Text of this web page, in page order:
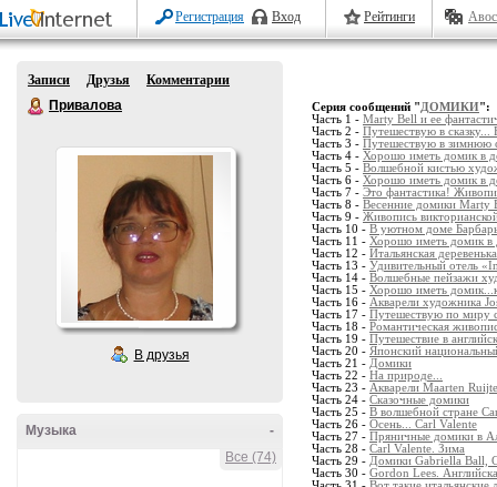
Регистрация Вход Рейтинги
Записи Друзья
Комментарии
Привалова
В друзья
-
Музыка
Все (74)
Серия сообщений "ДОМИКИ":
Часть 1 - Marty Bell и ее
Часть 2 - Путешествую в сказку...
Часть 3 - Путешествую в зимнюю
Часть 4 - Хорошо иметь домик в
Часть 5 - Волшебной кистью
Часть 6 - Хорошо иметь домик в
Часть 7 - Это фантастика!
Часть 8 - Весенние домики
Часть 9 - Живопись
Часть 10 - В уютном доме
Часть 11 - Хорошо иметь домик в
Часть 12 - Итальянская
Часть 13 - Удивительный отель
Часть 14 - Волшебные пейзажи
Часть 15 - Хорошо иметь
Часть 16 - Акварели художника
Часть 17 - Путешествую по миру
Часть 18 - Романтическая
Часть 19 - Путешествие в
Часть 20 - Японский
Часть 21 - Домики
Часть 22 - На природе...
Часть 23 - Акварели Maarten
Часть 24 - Сказочные домики
Часть 25 - В волшебной стране
Часть 26 - Осень... Carl Valente
Часть 27 - Пряничные домики в
Часть 28 - Carl Valente. Зима
Часть 29 - Домики Gabriella
Часть 30 - Gordon Lees.